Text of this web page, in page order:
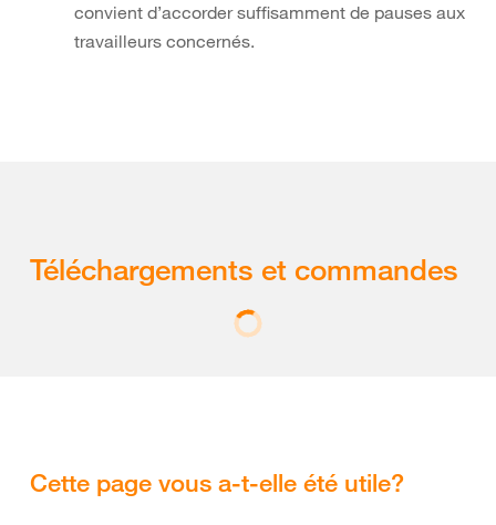
convient d’accorder suffisamment de pauses aux
travailleurs concernés.
Téléchargements et commandes
Cette page vous a-t-elle été utile?